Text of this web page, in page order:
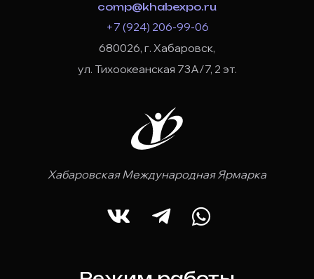
comp@khabexpo.ru
+7 (924) 206-99-06
680026, г. Хабаровск,
ул. Тихоокеанская 73А/7, 2 эт.
Хабаровская Международная Ярмарка